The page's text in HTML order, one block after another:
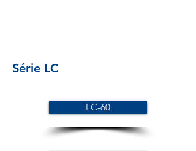
Série LC
LC-60